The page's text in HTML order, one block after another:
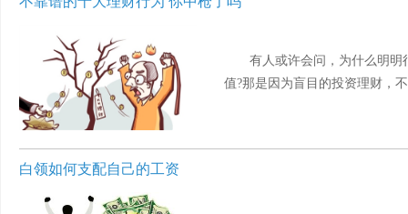
有人或许会问，为什么明
值?那是因为盲目的投资理财，
白领如何支配自己的工资